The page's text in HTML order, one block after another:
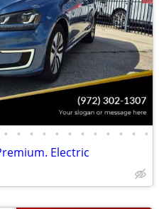
• • • • • • • • • • • •
Electric